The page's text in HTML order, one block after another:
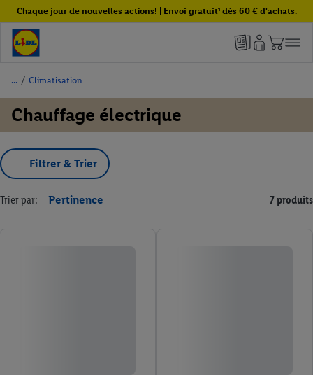
Chaque jour de nouvelles actions! | Envoi gratuit¹ dès 60 € d'achats.
/ Climatisation
Chauffage électrique
Filtrer & Trier
Trier par: Pertinence 7 produits